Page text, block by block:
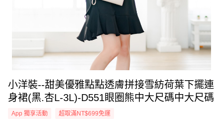
小洋裝--甜美優雅點點透膚拼接雪紡荷葉下擺連
身裙(黑.杏L-3L)-D551眼圈熊中大尺碼中大尺碼
App 獨享活動 超取滿NT$699免運